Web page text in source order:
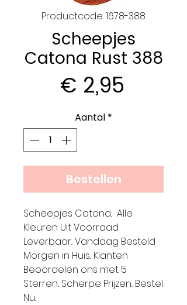
Productcode: 1678-388
Scheepjes
Catona Rust 388
€ 2,95
Aantal *
Bestellen
Scheepjes Catona.. Alle
Kleuren Uit Voorraad
Leverbaar.. Vandaag Besteld
Morgen in Huis.. Klanten
Beoordelen ons met 5
Sterren.. Scherpe Prijzen.. Bestel
Nu..